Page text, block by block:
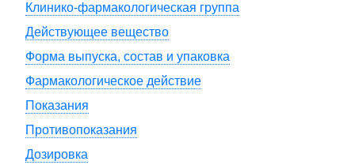
Клинико-фармакологическая группа
Действующее вещество
Форма выпуска, состав и упаковка
Фармакологическое действие
Показания
Противопоказания
Дозировка